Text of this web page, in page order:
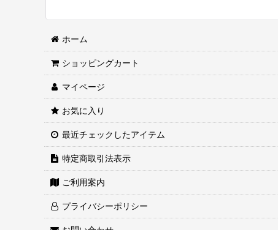
ホーム
ショッピングカート
マイページ
お気に入り
最近チェックしたアイテム
特定商取引法表示
ご利用案内
プライバシーポリシー